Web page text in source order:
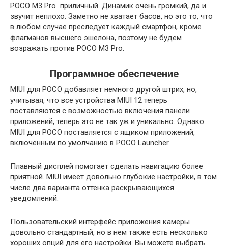
POCO M3 Pro приличный. Динамик очень громкий, да и
звучит неплохо. Заметно не хватает басов, но это то, что
в любом случае преследует каждый смартфон, кроме
флагманов высшего эшелона, поэтому не будем
возражать против POCO M3 Pro.
Программное обеспечение
MIUI для POCO добавляет немного другой штрих, но,
учитывая, что все устройства MIUI 12 теперь
поставляются с возможностью включения панели
приложений, теперь это не так уж и уникально. Однако
MIUI для POCO поставляется с ящиком приложений,
включенным по умолчанию в POCO Launcher.
Плавный дисплей помогает сделать навигацию более
приятной. MIUI имеет довольно глубокие настройки, в том
числе два варианта оттенка раскрывающихся
уведомлений.
Пользовательский интерфейс приложения камеры
довольно стандартный, но в нем также есть несколько
хороших опций для его настройки. Вы можете выбрать